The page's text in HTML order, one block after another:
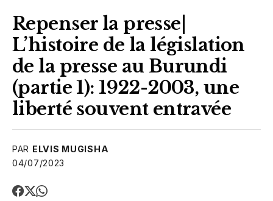
Repenser la presse|
L’histoire de la législation
de la presse au Burundi
(partie 1): 1922-2003, une
liberté souvent entravée
PAR ELVIS MUGISHA
04/07/2023